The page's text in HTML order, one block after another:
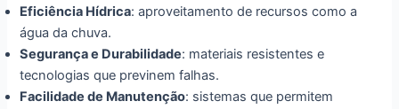
Eficiência Hídrica: aproveitamento de recursos como a
água da chuva.
Segurança e Durabilidade: materiais resistentes e
tecnologias que previnem falhas.
Facilidade de Manutenção: sistemas que permitem